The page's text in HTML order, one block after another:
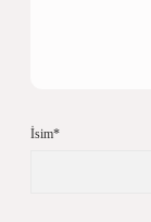
İsim*